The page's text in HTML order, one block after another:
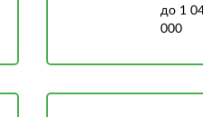
до 1
000